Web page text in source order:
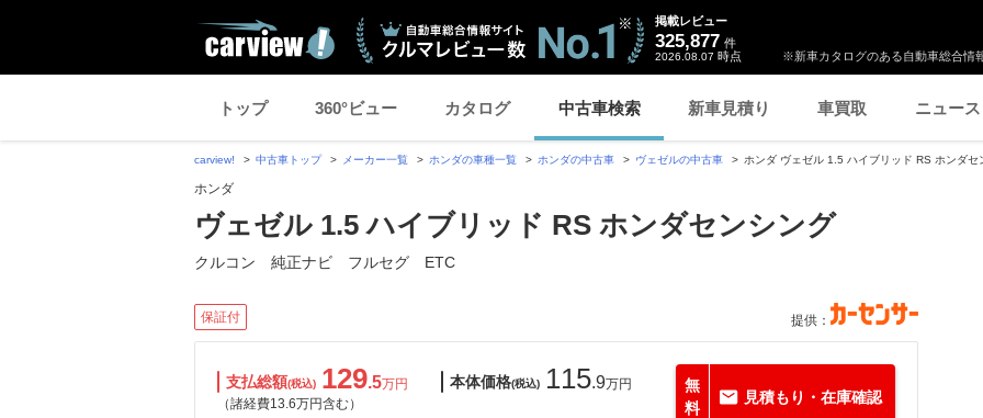
※新車カタログのある自動車総合情
掲載レビュー
325,877 件
2026.08.07 時点
トップ 360°ビュー カタログ 中古車検索 新車見積り 車買取 ニュース
carview! 中古車トップ メーカー一覧 ホンダの車種一覧 ホンダの中古車 ヴェゼルの中古車 ホンダ ヴェゼル 1.5 ハイブリッド RS ホン
ホンダ
ヴェゼル 1.5 ハイブリッド RS ホンダセンシング
クルコン 純正ナビ フルセグ ETC
保証付 提供：
支払総額(税込) 129.5万円
（諸経費13.6万円含む）
本体価格(税込) 115.9万円
無
料
見積もり・在庫確認